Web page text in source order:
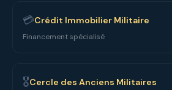
💳Crédit Immobilier Militaire
Financement spécialisé
🎖️Cercle des Anciens Militaires